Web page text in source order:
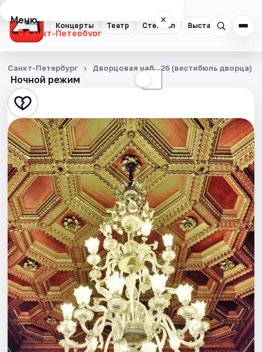
Концерты Театр Стендап Выставки
Меню ×
Санкт-Петербург
Концерты
Театр
Стендап
Выставки
Квесты
Экскурсии
Спорт
События
Города
Площадки
Артисты
Ночной режим ☾
Санкт-Петербург Дворцовая наб., 26 (вестибюль дворца)